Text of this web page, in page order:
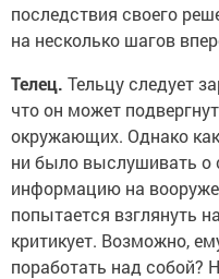
последствия своего
на несколько шагов
Телец. Тельцу следует
что он может
окружающих. Однако
ни было выслушивать о
информацию на
попытается взглянуть
критикует. Возможно,
поработать над собой?